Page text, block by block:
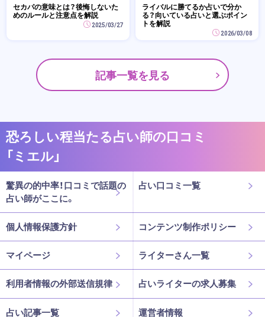
セカパの意味とは？後悔しないた
めのルールと注意点を解説
2025/03/27
ライバルに勝てるか占いで分か
る？向いている占いと選ぶポイン
トを解説
2026/03/08
記事一覧を見る
恐ろしい程当たる占い師の口コミ
「ミエル」
驚異の的中率！口コミで話題の
占い師がここに。
占い口コミ一覧
個人情報保護方針 コンテンツ制作ポリシー
マイページ ライターさん一覧
利用者情報の外部送信規律 占いライターの求人募集
占い記事一覧 運営者情報